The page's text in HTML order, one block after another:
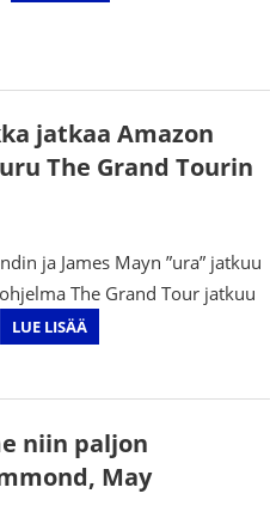
jatkaa Amazon
The Grand Tourin
ja James Mayn ”ura” jatkuu
The Grand Tour jatkuu
LUE LISÄÄ
niin paljon
May